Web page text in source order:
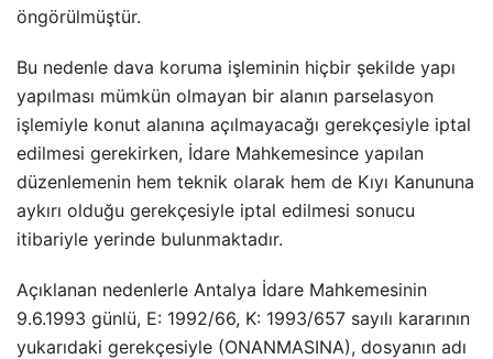
öngörülmüştür.
Bu nedenle dava koruma işleminin hiçbir şekilde yapı
yapılması mümkün olmayan bir alanın parselasyon
işlemiyle konut alanına açılmayacağı gerekçesiyle iptal
edilmesi gerekirken, İdare Mahkemesince yapılan
düzenlemenin hem teknik olarak hem de Kıyı Kanununa
aykırı olduğu gerekçesiyle iptal edilmesi sonucu
itibariyle yerinde bulunmaktadır.
Açıklanan nedenlerle Antalya İdare Mahkemesinin
9.6.1993 günlü, E: 1992/66, K: 1993/657 sayılı kararının
yukarıdaki gerekçesiyle (ONANMASINA), dosyanın adı